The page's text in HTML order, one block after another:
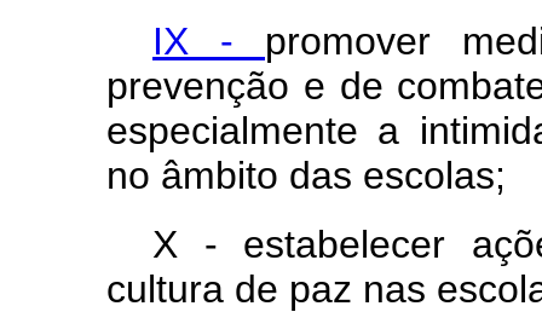
IX - promover
prevenção e de
especialmente a
no âmbito das escolas;
X - estabelecer
cultura de paz nas